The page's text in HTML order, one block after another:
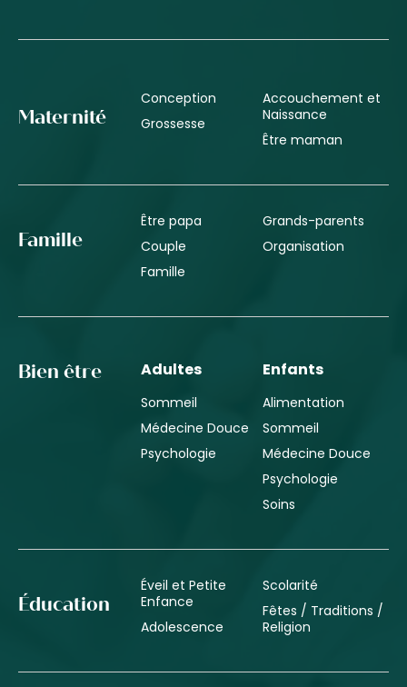
Maternité
Conception
Grossesse
Accouchement et
Naissance
Être maman
Famille
Être papa
Couple
Famille
Grands-parents
Organisation
Bien être Adultes
Sommeil
Médecine Douce
Psychologie
Enfants
Alimentation
Sommeil
Médecine Douce
Psychologie
Soins
Éducation
Éveil et Petite
Enfance
Adolescence
Scolarité
Fêtes / Traditions /
Religion